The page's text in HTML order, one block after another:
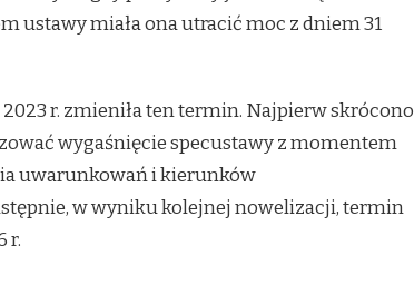
ustawy miała ona utracić moc z dniem 31
r. zmieniła ten termin. Najpierw skrócono
wygaśnięcie specustawy z momentem
uwarunkowań i kierunków
w wyniku kolejnej nowelizacji, termin
r.